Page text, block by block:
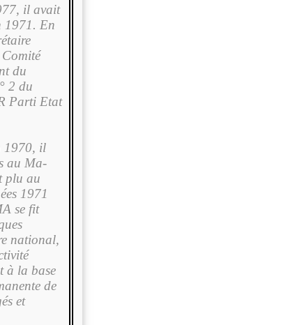
il avait
1971. En
du
2 du
Parti Etat
1970, il
au Ma­
plu au
1971
se fit
national,
à la base
de
et